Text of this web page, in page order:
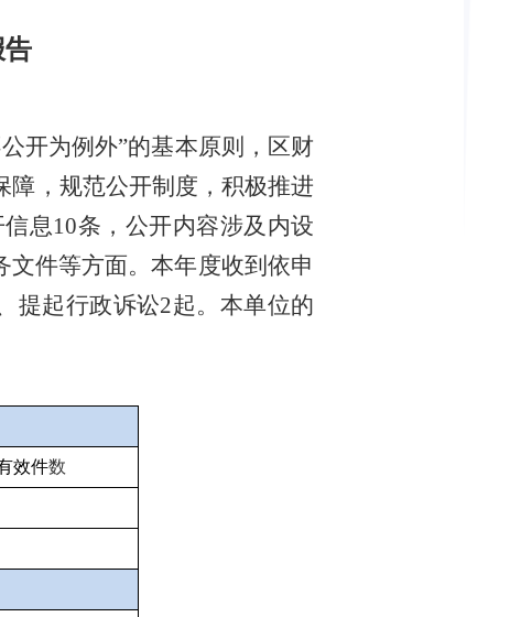
告
开为例外”的基本原则，区财
障，规范公开制度，积极推进
息10条，公开内容涉及内设
件等方面。本年度收到依申
提起行政诉讼2起。本单位的
效件数